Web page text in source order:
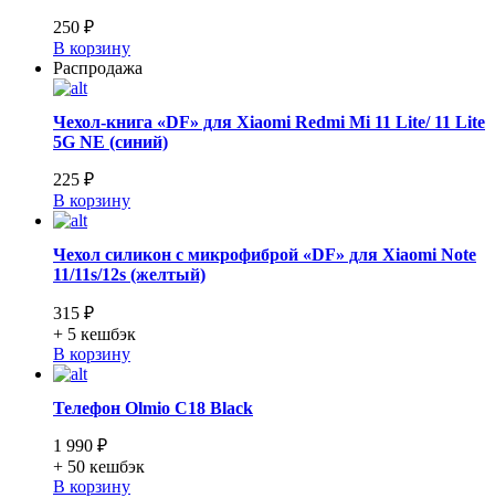
250 ₽
В корзину
Распродажа
Чехол-книга «DF» для Xiaomi Redmi Mi 11 Lite/ 11 Lite
5G NE (синий)
225 ₽
В корзину
Чехол силикон с микрофиброй «DF» для Xiaomi Note
11/11s/12s (желтый)
315 ₽
+ 5 кешбэк
В корзину
Телефон Olmio C18 Black
1 990 ₽
+ 50 кешбэк
В корзину